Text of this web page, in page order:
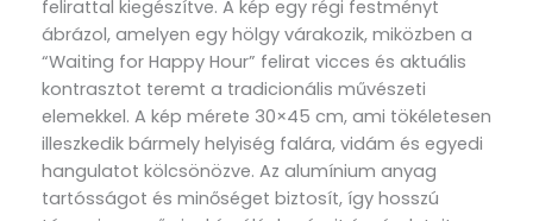
felirattal kiegészítve. A kép egy régi festményt
ábrázol, amelyen egy hölgy várakozik, miközben a
“Waiting for Happy Hour” felirat vicces és aktuális
kontrasztot teremt a tradicionális művészeti
elemekkel. A kép mérete 30×45 cm, ami tökéletesen
illeszkedik bármely helyiség falára, vidám és egyedi
hangulatot kölcsönözve. Az alumínium anyag
tartósságot és minőséget biztosít, így hosszú